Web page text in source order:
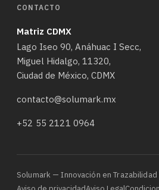
CONTACTO
Matriz CDMX
Lago Iseo 90, Anáhuac I Secc,
Miguel Hidalgo, 11320,
Ciudad de México, CDMX
contacto@solumark.mx
+52 55 2121 0964
Solumark — Innovación en